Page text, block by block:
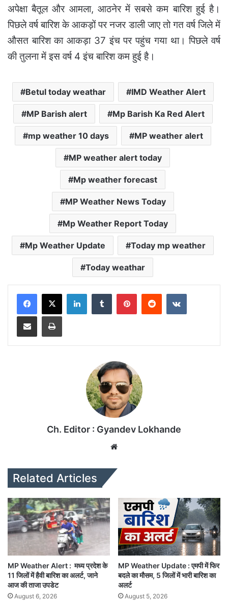
अपेक्षा बैतूल और आमला, आठनेर में सबसे कम बारिश हुई है।
पिछले वर्ष बारिश के आकड़ों पर नजर डाली जाए तो गत वर्ष जिले में
औसत बारिश का आकड़ा 37 इंच पर पहुंच गया था। पिछले वर्ष
की तुलना में इस वर्ष 4 इंच बारिश कम हुई है।
Betul today weathar IMD Weather Alert
MP Barish alert Mp Barish Ka Red Alert
mp weather 10 days MP weather alert
MP weather alert today
Mp weather forecast
MP Weather News Today
Mp Weather Report Today
Mp Weather Update Today mp weather
Today weathar
Ch. Editor : Gyandev Lokhande
Related Articles
MP Weather Alert : मध्य प्रदेश के
11 जिलों में हैवी बारिश का अलर्ट, जाने
आज की ताजा उपडेट
August 6, 2026
MP Weather Update : एमपी में फिर
बदले का मौसम, 5 जिलों में भारी बारिश का
अलर्ट
August 5, 2026